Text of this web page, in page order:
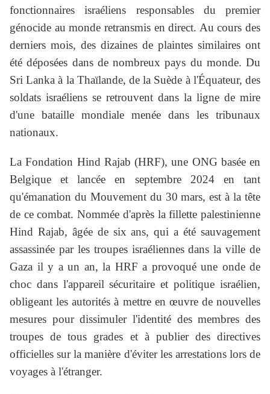
fonctionnaires israéliens responsables du premier
génocide au monde retransmis en direct. Au cours des
derniers mois, des dizaines de plaintes similaires ont
été déposées dans de nombreux pays du monde. Du
Sri Lanka à la Thaïlande, de la Suède à l'Équateur, des
soldats israéliens se retrouvent dans la ligne de mire
d'une bataille mondiale menée dans les tribunaux
nationaux.
La Fondation Hind Rajab (HRF), une ONG basée en
Belgique et lancée en septembre 2024 en tant
qu'émanation du Mouvement du 30 mars, est à la tête
de ce combat. Nommée d'après la fillette palestinienne
Hind Rajab, âgée de six ans, qui a été sauvagement
assassinée par les troupes israéliennes dans la ville de
Gaza il y a un an, la HRF a provoqué une onde de
choc dans l'appareil sécuritaire et politique israélien,
obligeant les autorités à mettre en œuvre de nouvelles
mesures pour dissimuler l'identité des membres des
troupes de tous grades et à publier des directives
officielles sur la manière d'éviter les arrestations lors de
voyages à l'étranger.